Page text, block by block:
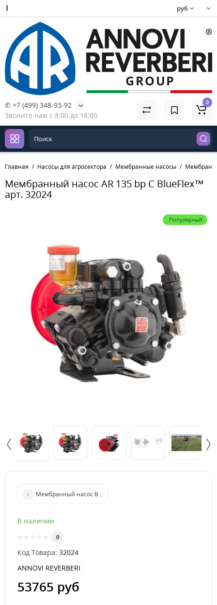
руб
✆ +7 (499) 348-93-92
Звоните нам с 8:00 до 18:00
0
Главная Насосы для агросектора Мембранные насосы
Мембранный насос AR 135 bp C BlueFlex™
арт. 32024
Популярный
Мембранный насос BHS 90 C/C BlueFlex™ арт. 32148
В наличии
0
Код Товара: 32024
ANNOVI REVERBERI
53765 руб